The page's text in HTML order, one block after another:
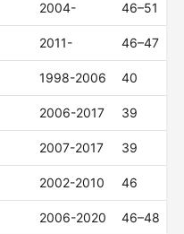
2004- 46–51
2011- 46–47
1998-2006 40
2006-2017 39
2007-2017 39
2002-2010 46
2006-2020 46–48